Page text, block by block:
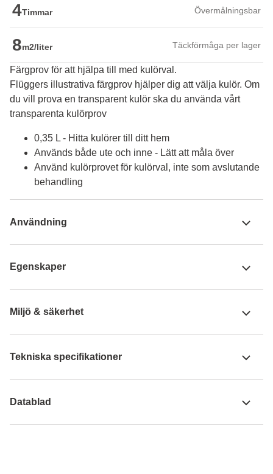
4Timmar Övermålningsbar
8m2/liter Täckförmåga per lager
Färgprov för att hjälpa till med kulörval.
Flüggers illustrativa färgprov hjälper dig att välja kulör. Om
du vill prova en transparent kulör ska du använda vårt
transparenta kulörprov
0,35 L - Hitta kulörer till ditt hem
Används både ute och inne - Lätt att måla över
Använd kulörprovet för kulörval, inte som avslutande
behandling
Användning
Egenskaper
Miljö & säkerhet
Tekniska specifikationer
Datablad